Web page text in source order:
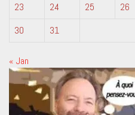
23
24 25 26
30
31
« Jan